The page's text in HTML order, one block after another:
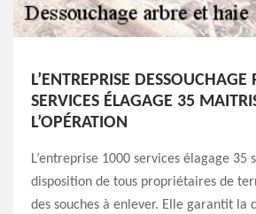
L’ENTREPRISE
SERVICES ÉLAGAGE 35
L’OPÉRATION
L’entreprise 1000 services élagage 35
disposition de tous propriétaires de
des souches à enlever. Elle garantit la